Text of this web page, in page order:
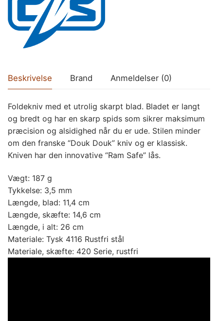
Beskrivelse Brand Anmeldelser (0)
Foldekniv med et utrolig skarpt blad. Bladet er langt
og bredt og har en skarp spids som sikrer maksimum
præcision og alsidighed når du er ude. Stilen minder
om den franske “Douk Douk” kniv og er klassisk.
Kniven har den innovative “Ram Safe” lås.
Vægt: 187 g
Tykkelse: 3,5 mm
Længde, blad: 11,4 cm
Længde, skæfte: 14,6 cm
Længde, i alt: 26 cm
Materiale: Tysk 4116 Rustfri stål
Materiale, skæfte: 420 Serie, rustfri